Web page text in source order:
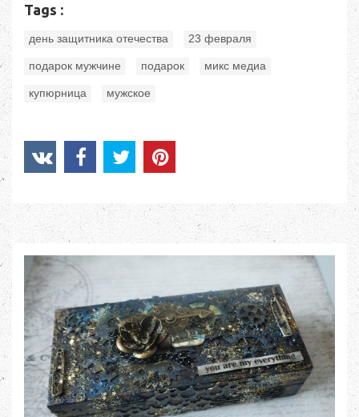
Tags :
день защитника отечества 23 февраля
подарок мужчине подарок микс медиа
купюрница мужское